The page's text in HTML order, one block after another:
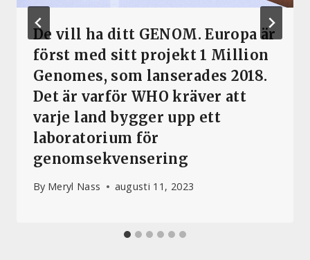
De vill ha ditt GENOM. Europa är
först med sitt projekt 1 Million
Genomes, som lanserades 2018.
Det är varför WHO kräver att
varje land bygger upp ett
laboratorium för
genomsekvensering
By Meryl Nass augusti 11, 2023